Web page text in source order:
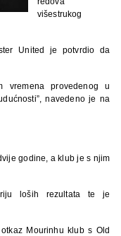
višestrukog
United je potvrdio da
vremena provedenog u
navedeno je na
godine, a klub je s njim
loših rezultata te je
Mourinhu klub s Old